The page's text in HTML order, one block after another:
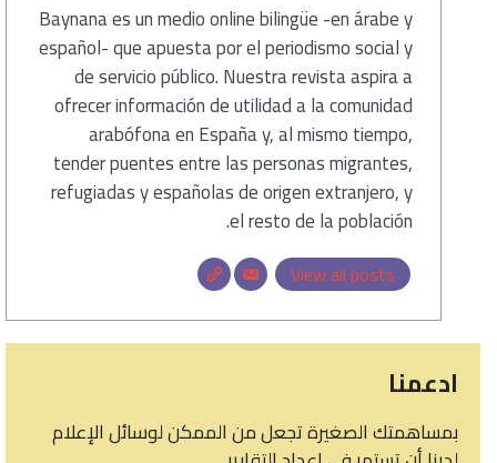
Baynana es un medio online bilingüe -en árabe y
español- que apuesta por el periodismo social y
de servicio público. Nuestra revista aspira a
ofrecer información de utilidad a la comunidad
arabófona en España y, al mismo tiempo,
tender puentes entre las personas migrantes,
refugiadas y españolas de origen extranjero, y
el resto de la población.
View all posts
ادعمنا
بمساهمتك الصغيرة تجعل من الممكن لوسائل الإعلام